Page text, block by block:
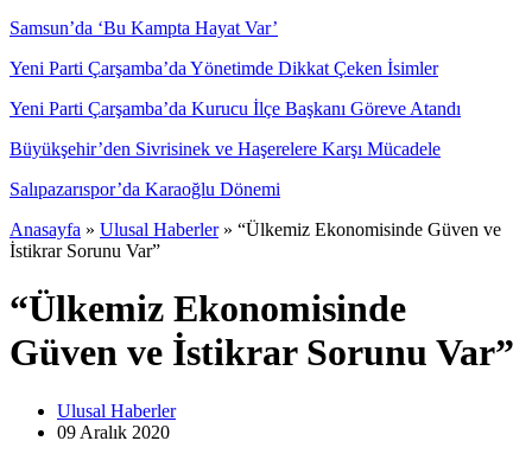
Samsun’da ‘Bu Kampta Hayat Var’
Yeni Parti Çarşamba’da Yönetimde Dikkat Çeken İsimler
Yeni Parti Çarşamba’da Kurucu İlçe Başkanı Göreve Atandı
Büyükşehir’den Sivrisinek ve Haşerelere Karşı Mücadele
Salıpazarıspor’da Karaoğlu Dönemi
Anasayfa » Ulusal Haberler » “Ülkemiz Ekonomisinde Güven ve
İstikrar Sorunu Var”
“Ülkemiz Ekonomisinde
Güven ve İstikrar Sorunu Var”
Ulusal Haberler
09 Aralık 2020